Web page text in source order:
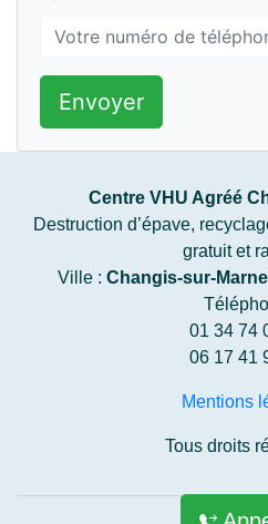
Envoyer
Centre VHU Agréé
Destruction d’épave,
gratuit et
Ville : Changis-sur-Marne
01 34 74
06 17 41
Mentions
Tous droits